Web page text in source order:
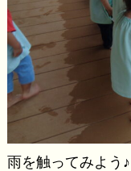
雨を触ってみよう♪